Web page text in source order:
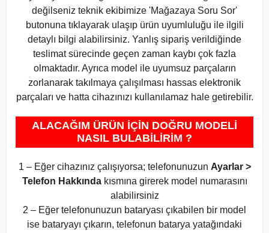
değilseniz teknik ekibimize 'Mağazaya Soru Sor'
butonuna tıklayarak ulaşıp ürün uyumluluğu ile ilgili
detaylı bilgi alabilirsiniz. Yanlış sipariş verildiğinde
teslimat sürecinde geçen zaman kaybı çok fazla
olmaktadır. Ayrıca model ile uyumsuz parçaların
zorlanarak takılmaya çalışılması hassas elektronik
parçaları ve hatta cihazınızı kullanılamaz hale getirebilir.
ALACAĞIM ÜRÜN İÇİN DOĞRU MODELİ
NASIL BULABİLİRİM ?
1 – Eğer cihazınız çalışıyorsa; telefonunuzun Ayarlar >
Telefon Hakkındakısmına girerek model numarasını
alabilirsiniz
2 – Eğer telefonunuzun bataryası çıkabilen bir model
ise bataryayı çıkarın, telefonun batarya yatağındaki